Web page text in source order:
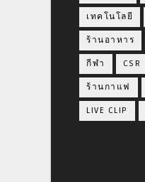
เทคโนโลยี
ร้านอาหาร
กีฬา CSR
ร้านกาแฟ
LIVE CLIP